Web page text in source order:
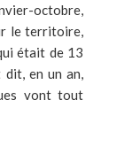
octobre,
le territoire,
était de 13
dit, en un an,
vont tout